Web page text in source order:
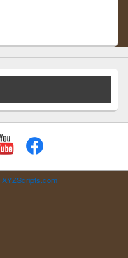
XYZScripts.com